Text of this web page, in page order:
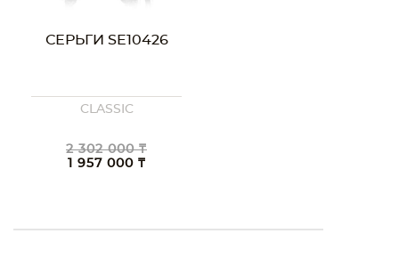
СЕРЬГИ SE10426
CLASSIC
2 302 000 ₸
1 957 000 ₸